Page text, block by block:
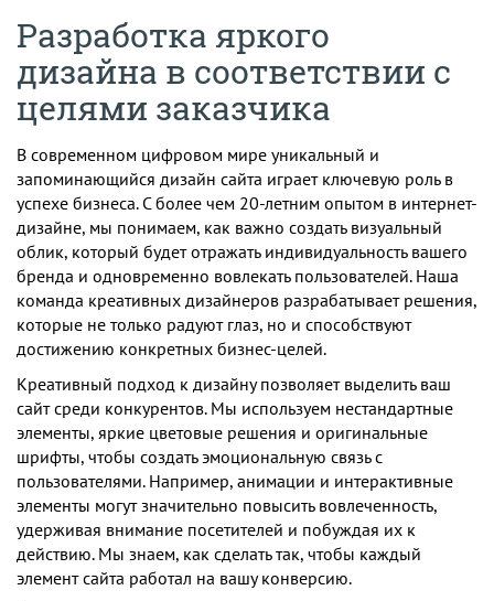
Разработка яркого
дизайна в соответствии с
целями заказчика
В современном цифровом мире уникальный и
запоминающийся дизайн сайта играет ключевую роль в
успехе бизнеса. С более чем 20-летним опытом в интернет-
дизайне, мы понимаем, как важно создать визуальный
облик, который будет отражать индивидуальность вашего
бренда и одновременно вовлекать пользователей. Наша
команда креативных дизайнеров разрабатывает решения,
которые не только радуют глаз, но и способствуют
достижению конкретных бизнес-целей.
Креативный подход к дизайну позволяет выделить ваш
сайт среди конкурентов. Мы используем нестандартные
элементы, яркие цветовые решения и оригинальные
шрифты, чтобы создать эмоциональную связь с
пользователями. Например, анимации и интерактивные
элементы могут значительно повысить вовлеченность,
удерживая внимание посетителей и побуждая их к
действию. Мы знаем, как сделать так, чтобы каждый
элемент сайта работал на вашу конверсию.